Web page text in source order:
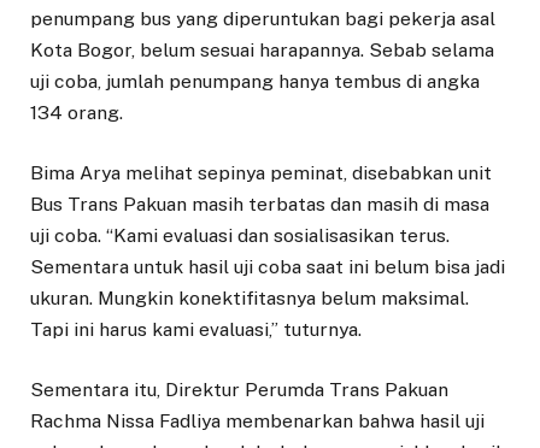
penumpang bus yang diperuntukan bagi pekerja asal
Kota Bogor, belum sesuai harapannya. Sebab selama
uji coba, jumlah penumpang hanya tembus di angka
134 orang.
Bima Arya melihat sepinya peminat, disebabkan unit
Bus Trans Pakuan masih terbatas dan masih di masa
uji coba. “Kami evaluasi dan sosialisasikan terus.
Sementara untuk hasil uji coba saat ini belum bisa jadi
ukuran. Mungkin konektifitasnya belum maksimal.
Tapi ini harus kami evaluasi,” tuturnya.
Sementara itu, Direktur Perumda Trans Pakuan
Rachma Nissa Fadliya membenarkan bahwa hasil uji